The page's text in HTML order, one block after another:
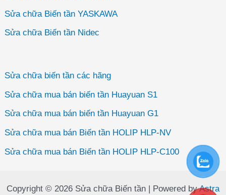
Sửa chữa Biến tần YASKAWA
Sửa chữa Biến tần Nidec
Sửa chữa biến tần các hãng
Sửa chữa mua bán biến tần Huayuan S1
Sửa chữa mua bán biến tần Huayuan G1
Sửa chữa mua bán Biến tần HOLIP HLP-NV
Sửa chữa mua bán Biến tần HOLIP HLP-C100
Copyright © 2026 Sửa chữa Biến tần | Powered byAstra